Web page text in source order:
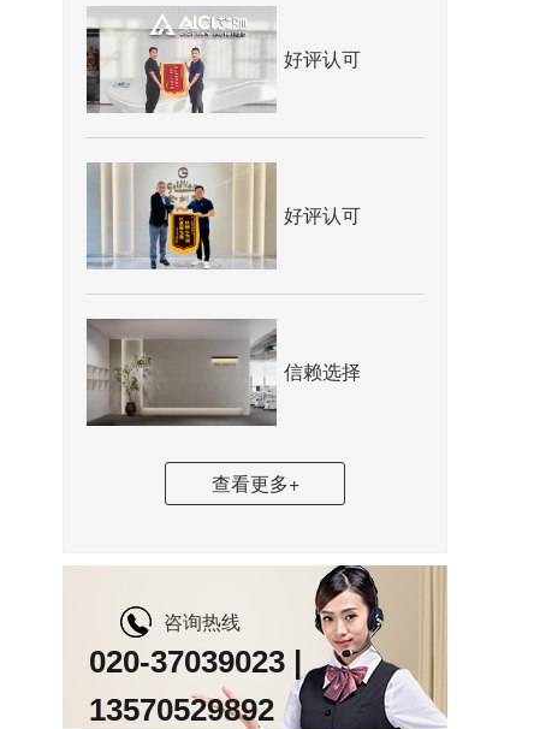
好评认可
好评认可
信赖选择
查看更多+
咨询热线
020-37039023 |
13570529892